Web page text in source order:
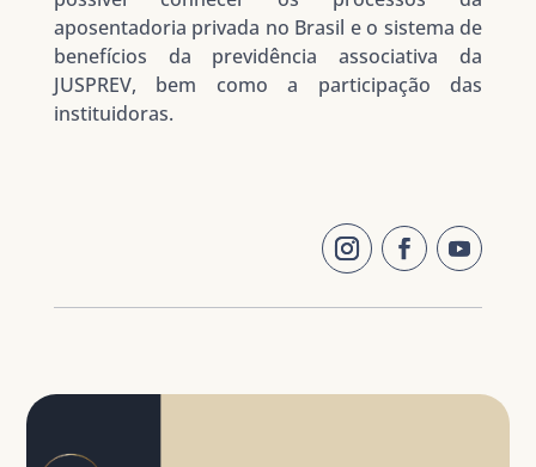
aposentadoria privada no Brasil e o sistema de
benefícios da previdência associativa da
JUSPREV, bem como a participação das
instituidoras.